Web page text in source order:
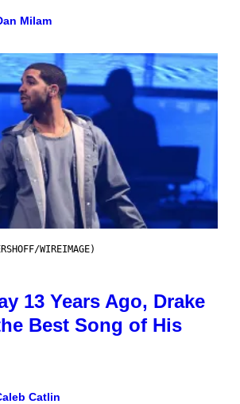
Milam
WIREIMAGE)
13 Years Ago, Drake
Best Song of His
Catlin